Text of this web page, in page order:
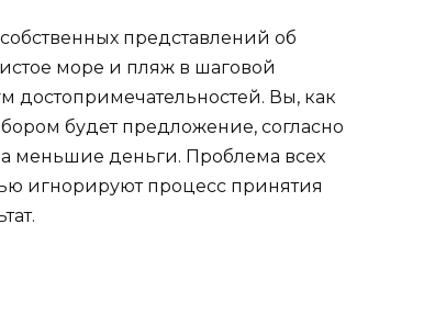
представлений об
море и пляж в шаговой
достопримечательностей. Вы, как
будет предложение, согласно
меньшие деньги. Проблема всех
игнорируют процесс принятия